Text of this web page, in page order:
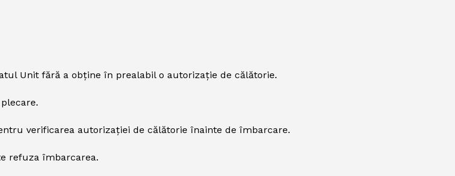
Unit fără a obține în prealabil o autorizație de călătorie.
verificarea autorizației de călătorie înainte de îmbarcare.
refuza îmbarcarea.